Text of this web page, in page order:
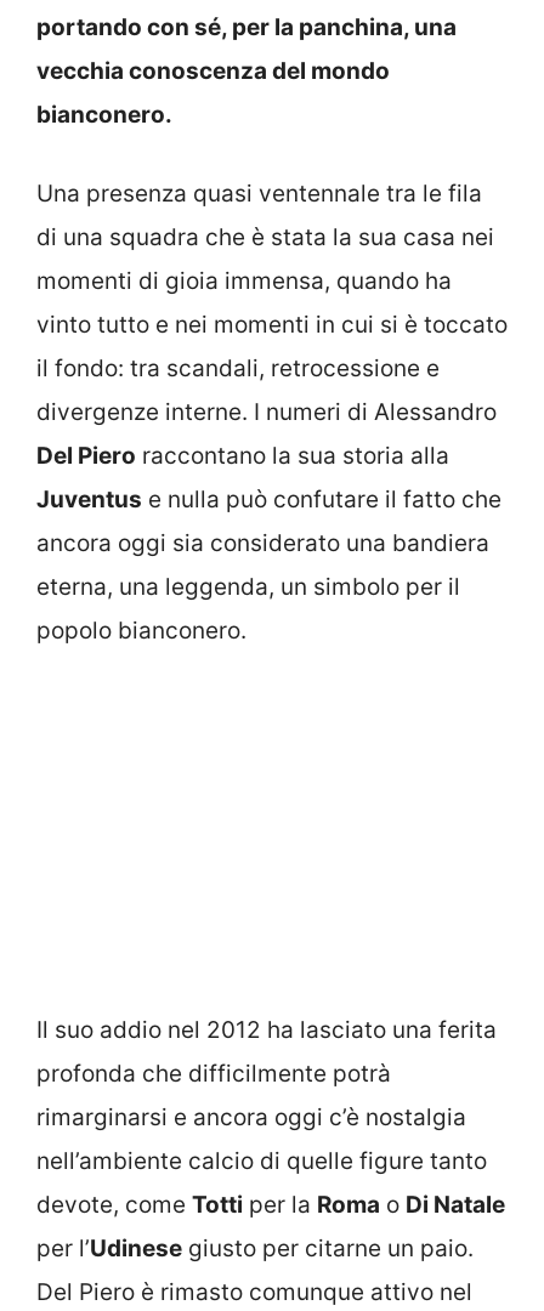
portando con sé, per la panchina, una
vecchia conoscenza del mondo
bianconero.
Una presenza quasi ventennale tra le fila
di una squadra che è stata la sua casa nei
momenti di gioia immensa, quando ha
vinto tutto e nei momenti in cui si è toccato
il fondo: tra scandali, retrocessione e
divergenze interne. I numeri di Alessandro
Del Piero raccontano la sua storia alla
Juventus e nulla può confutare il fatto che
ancora oggi sia considerato una bandiera
eterna, una leggenda, un simbolo per il
popolo bianconero.
Il suo addio nel 2012 ha lasciato una ferita
profonda che difficilmente potrà
rimarginarsi e ancora oggi c’è nostalgia
nell’ambiente calcio di quelle figure tanto
devote, come Totti per la Roma o Di Natale
per l’Udinese giusto per citarne un paio.
Del Piero è rimasto comunque attivo nel